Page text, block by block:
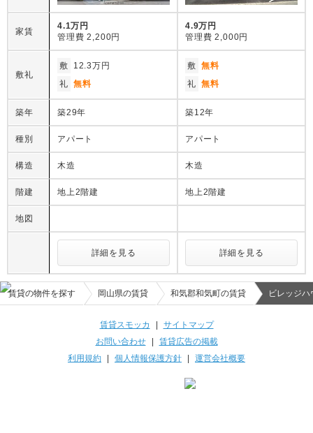
家賃
4.1万円
管理費 2,200円
4.9万円
管理費 2,000円
敷礼
敷
12.3万円
礼 無料
敷 無料
礼 無料
築年 築29年 築12年
種別 アパート アパート
構造 木造 木造
階建 地上2階建 地上2階建
地図
詳細を見る 詳細を見る
賃貸の物件を探す 岡山県の賃貸 和気郡和気町の賃貸 ビレッジ
賃貸スモッカ | サイトマップ
お問い合わせ| 賃貸広告の掲載
利用規約 | 個人情報保護方針 | 運営会社概要